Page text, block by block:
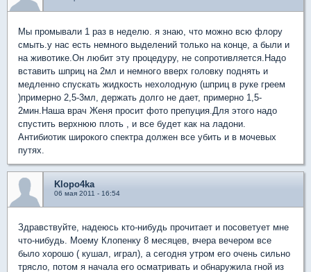
Мы промывали 1 раз в неделю. я знаю, что можно всю флору
смыть.у нас есть немного выделений только на конце, а были и
на животике.Он любит эту процедуру, не сопротивляется.Надо
вставить шприц на 2мл и немного вверх головку поднять и
медленно спускать жидкость нехолодную (шприц в руке греем
)примерно 2,5-3мл, держать долго не дает, примерно 1,5-
2мин.Наша врач Женя просит фото препуция.Для этого надо
спустить верхнюю плоть , и все будет как на ладони.
Антибиотик широкого спектра должен все убить и в мочевых
путях.
Klopo4ka
06 мая 2011 - 16:54
Здравствуйте, надеюсь кто-нибудь прочитает и посоветует мне
что-нибудь. Моему Клопенку 8 месяцев, вчера вечером все
было хорошо ( кушал, играл), а сегодня утром его очень сильно
трясло, потом я начала его осматривать и обнаружила гной из